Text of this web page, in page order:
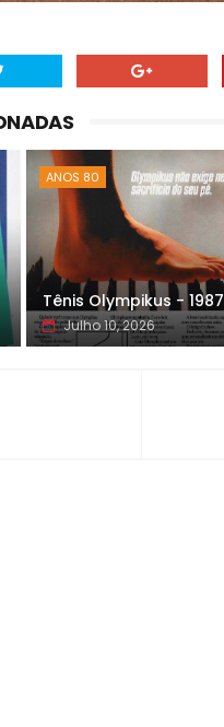
ANOS 80
Tênis Olympikus - 1987
Julho 10, 2026